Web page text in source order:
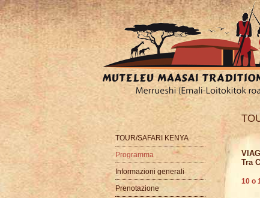
TOUR/SAFARI KENYA
Programma
Informazioni generali
Prenotazione
Tra
10 o